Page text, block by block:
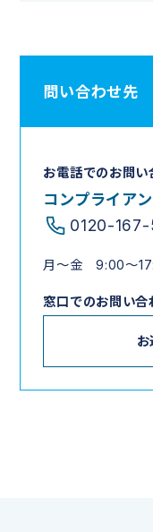
問い合わせ先
お電話でのお問い
コンプライア
0120-
月～金 9:00～
窓口でのお問い合